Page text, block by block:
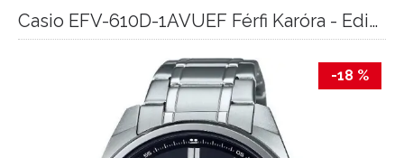
Casio EFV-610D-1AVUEF Férfi Karóra - Edifice
-18 %